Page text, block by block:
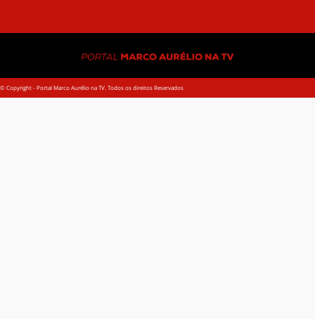
© Copyright - Portal Marco Aurélio na TV. Todos os direitos Reservados